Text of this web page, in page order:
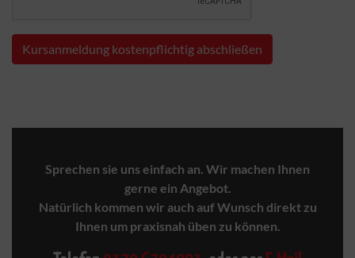
Kursanmeldung kostenpflichtig abschließen
Sprechen sie uns einfach an. Wir machen Ihnen
gerne ein Angebot.
Natürlich kommen wir auch auf Wunsch direkt zu
Ihnen um praxisnah üben zu können.